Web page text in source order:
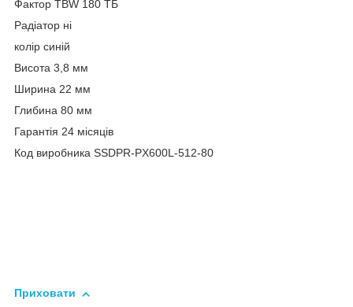
Фактор TBW 180 ТБ
Радіатор ні
колір синій
Висота 3,8 мм
Ширина 22 мм
Глибина 80 мм
Гарантія 24 місяців
Код виробника SSDPR-PX600L-512-80
Приховати